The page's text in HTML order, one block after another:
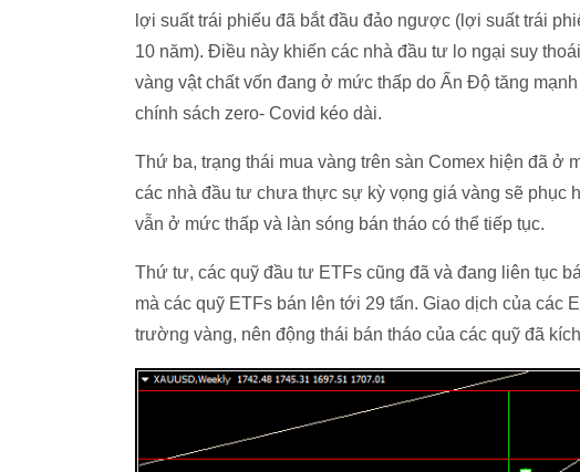
lợi suất trái phiếu đã bắt đầu đảo ngược (lợi suất trái
10 năm). Điều này khiến các nhà đầu tư lo ngại suy
vàng vật chất vốn đang ở mức thấp do Ấn Độ tăng
chính sách zero- Covid kéo dài.
Thứ ba, trạng thái mua vàng trên sàn Comex hiện đã ở
các nhà đầu tư chưa thực sự kỳ vọng giá vàng sẽ phục
vẫn ở mức thấp và làn sóng bán tháo có thể tiếp tục.
Thứ tư, các quỹ đầu tư ETFs cũng đã và đang liên tục
mà các quỹ ETFs bán lên tới 29 tấn. Giao dịch của các
trường vàng, nên động thái bán tháo của các quỹ đã